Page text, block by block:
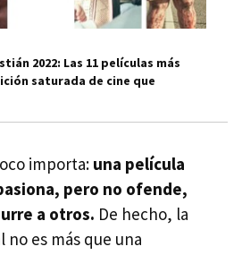
2022: Las 11 películas más
saturada de cine que
importa: una película
pero no ofende,
a otros. De hecho, la
es más que una